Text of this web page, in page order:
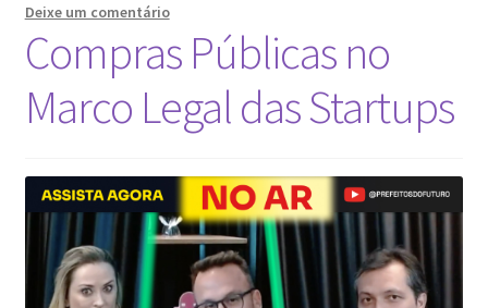
Deixe um comentário
Compras Públicas no
Marco Legal das Startups